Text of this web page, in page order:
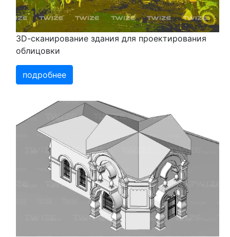
3D-cканирование здания для проектирования
облицовки
подробнее